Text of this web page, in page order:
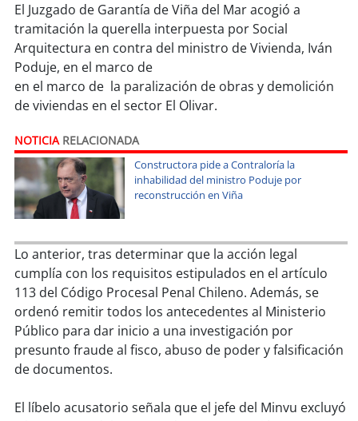
soycalama
soyantofagasta
soycopiapó
soyquillota
soy sanantonio
soychillán
soy sancarlos
soy talcahuano
soyconcepción
soycoronel
El Juzgado de Garantía de Viña del Mar acogió a
tramitación la querella interpuesta por Social
Arquitectura en contra del ministro de Vivienda, Iván
Poduje, en el marco de
en el marco de la paralización de obras y demolición
de viviendas en el sector El Olivar.
NOTICIARELACIONADA
Constructora pide a Contraloría la
inhabilidad del ministro Poduje por
reconstrucción en Viña
Lo anterior, tras determinar que la acción legal
cumplía con los requisitos estipulados en el artículo
113 del Código Procesal Penal Chileno. Además, se
ordenó remitir todos los antecedentes al Ministerio
Público para dar inicio a una investigación por
presunto fraude al fisco, abuso de poder y falsificación
de documentos.
El líbelo acusatorio señala que el jefe del Minvu excluyó